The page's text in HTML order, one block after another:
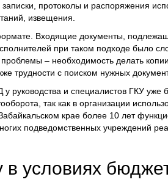
протоколы и распоряжения
извещения.
Входящие документы,
при таком подходе было
– необходимость делать
трудности с поиском нужных
руководства и специалистов ГКУ уже
так как в организации
крае более 10 лет
подведомственных учреждений
в условиях